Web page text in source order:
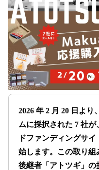
み
中
で
す
2026 年 2 月 20 日よ
ムに採択された 7 社
ドファンディングサ
始します。この取り
後継者「アトツギ」